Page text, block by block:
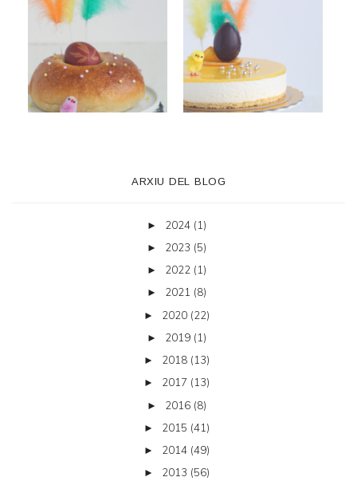
ARXIU DEL BLOG
► 2024 (1)
► 2023 (5)
► 2022 (1)
► 2021 (8)
► 2020 (22)
► 2019 (1)
► 2018 (13)
► 2017 (13)
► 2016 (8)
► 2015 (41)
► 2014 (49)
► 2013 (56)